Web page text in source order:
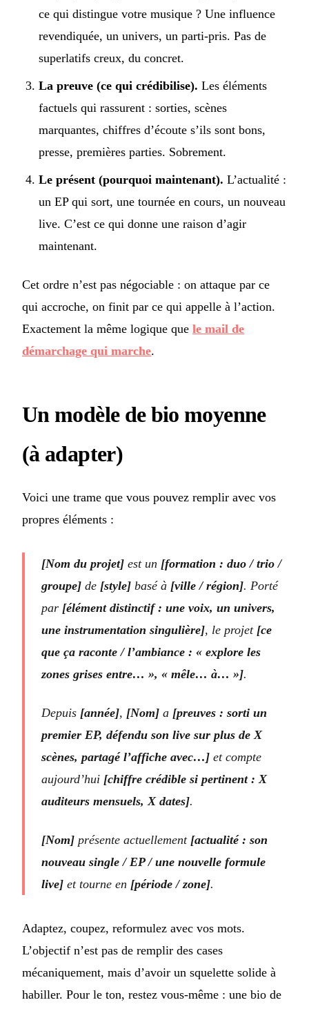
ce qui distingue votre musique ? Une influence
revendiquée, un univers, un parti-pris. Pas de
superlatifs creux, du concret.
La preuve (ce qui crédibilise). Les éléments
factuels qui rassurent : sorties, scènes
marquantes, chiffres d’écoute s’ils sont bons,
presse, premières parties. Sobrement.
Le présent (pourquoi maintenant). L’actualité :
un EP qui sort, une tournée en cours, un nouveau
live. C’est ce qui donne une raison d’agir
maintenant.
Cet ordre n’est pas négociable : on attaque par ce
qui accroche, on finit par ce qui appelle à l’action.
Exactement la même logique que le mail de
démarchage qui marche.
Un modèle de bio moyenne
(à adapter)
Voici une trame que vous pouvez remplir avec vos
propres éléments :
[Nom du projet] est un [formation : duo / trio /
groupe] de [style] basé à [ville / région]. Porté
par [élément distinctif : une voix, un univers,
une instrumentation singulière], le projet [ce
que ça raconte / l’ambiance : « explore les
zones grises entre… », « mêle… à… »].
Depuis [année], [Nom] a [preuves : sorti un
premier EP, défendu son live sur plus de X
scènes, partagé l’affiche avec…] et compte
aujourd’hui [chiffre crédible si pertinent : X
auditeurs mensuels, X dates].
[Nom] présente actuellement [actualité : son
nouveau single / EP / une nouvelle formule
live] et tourne en [période / zone].
Adaptez, coupez, reformulez avec vos mots.
L’objectif n’est pas de remplir des cases
mécaniquement, mais d’avoir un squelette solide à
habiller. Pour le ton, restez vous-même : une bio de